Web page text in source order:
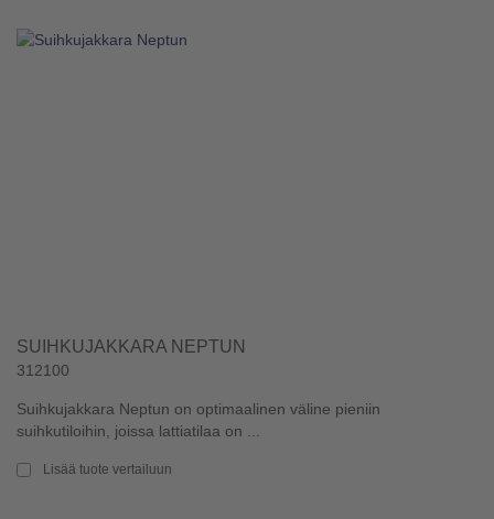
SUIHKUJAKKARA NEPTUN
312100
Suihkujakkara Neptun on optimaalinen väline pieniin
suihkutiloihin, joissa lattiatilaa on ...
Lisää tuote vertailuun